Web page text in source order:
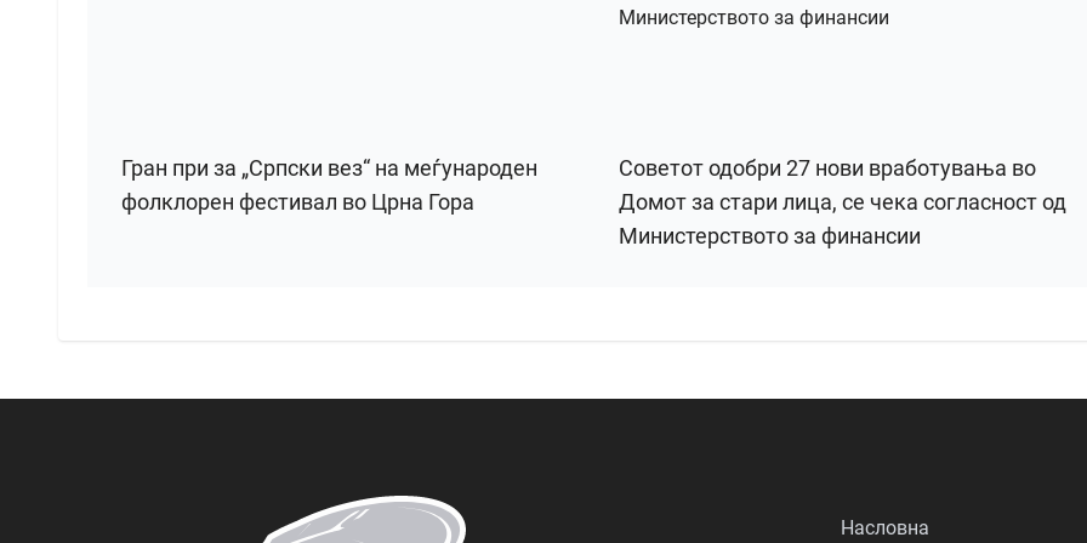
Гран при за „Српски вез“ на меѓународен
фолклорен фестивал во Црна Гора
Советот одобри 27 нови вработувања во
Домот за стари лица, се чека согласност од
Министерството за финансии
Насловна